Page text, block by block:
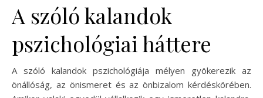
A szóló kalandok
pszichológiai háttere
A szóló kalandok pszichológiája mélyen gyökerezik az
önállóság, az önismeret és az önbizalom kérdéskörében.